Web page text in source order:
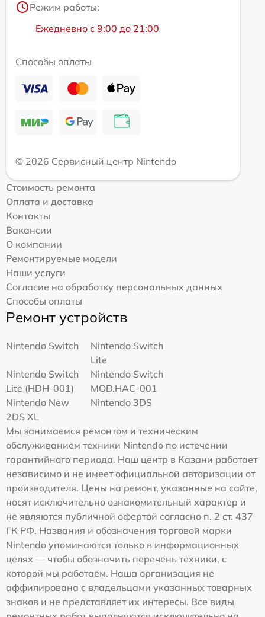
Режим работы:
Ежедневно с 9:00 до 21:00
Способы оплаты
© 2026 Сервисный центр Nintendo
Стоимость ремонта
Оплата и доставка
Контакты
Вакансии
О компании
Ремонтируемые модели
Наши услуги
Согласие на обработку персональных данных
Способы оплаты
Ремонт устройств
Nintendo Switch
Nintendo Switch
Lite
Nintendo Switch
Lite (HDH-001)
Nintendo Switch
MOD.HAC-001
Nintendo New
2DS XL
Nintendo 3DS
Мы занимаемся ремонтом и техническим
обслуживанием техники Nintendo по истечении
гарантийного периода. Наш центр в Казани работает
независимо и не имеет официальной авторизации от
производителя. Цены на ремонт, указанные на сайте,
носят исключительно ознакомительный характер и
не являются публичной офертой согласно п. 2 ст. 437
ГК РФ. Названия и обозначения торговой марки
Nintendo упоминаются только в информационных
целях — чтобы обозначить перечень техники, с
которой мы работаем. Наша организация не
аффилирована с владельцами указанных товарных
знаков и не представляет их интересы. Все виды